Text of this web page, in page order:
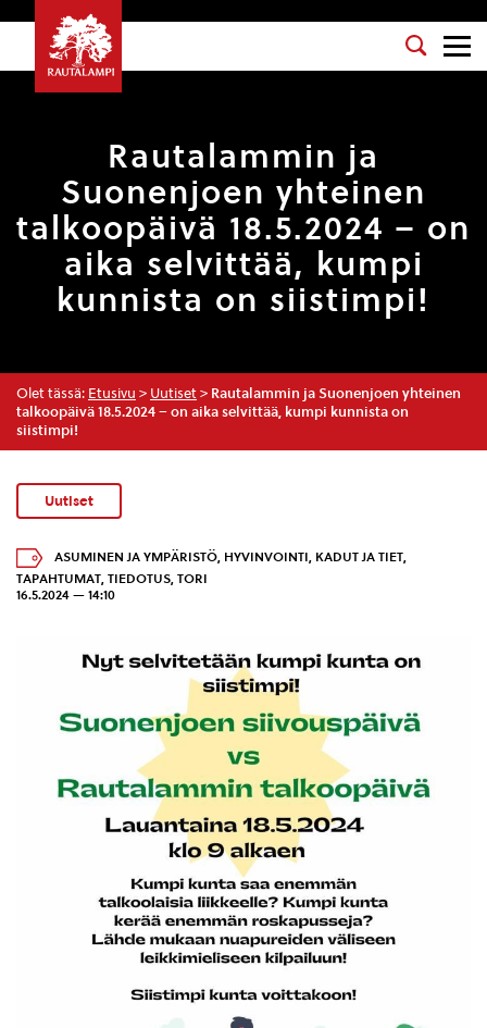
Rautalammin ja
Suonenjoen yhteinen
talkoopäivä 18.5.2024 – on
aika selvittää, kumpi
kunnista on siistimpi!
Olet tässä: Etusivu > Uutiset > Rautalammin ja Suonenjoen yhteinen
talkoopäivä 18.5.2024 – on aika selvittää, kumpi kunnista on
siistimpi!
Uutiset
ASUMINEN JA YMPÄRISTÖ, HYVINVOINTI, KADUT JA TIET,
TAPAHTUMAT TIEDOTUS TORI
16.5.2024 — 14:10